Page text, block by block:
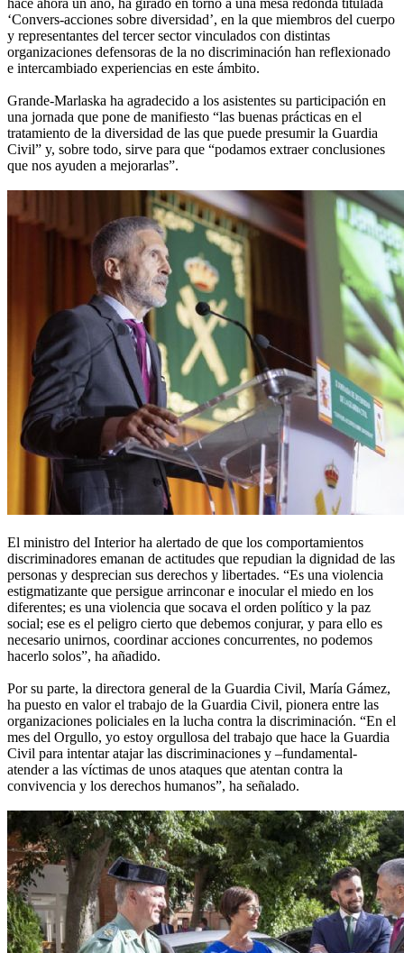
hace ahora un año, ha girado en torno a una mesa redonda titulada
‘Convers-acciones sobre diversidad’, en la que miembros del cuerpo
y representantes del tercer sector vinculados con distintas
organizaciones defensoras de la no discriminación han reflexionado
e intercambiado experiencias en este ámbito.
Grande-Marlaska ha agradecido a los asistentes su participación en
una jornada que pone de manifiesto “las buenas prácticas en el
tratamiento de la diversidad de las que puede presumir la Guardia
Civil” y, sobre todo, sirve para que “podamos extraer conclusiones
que nos ayuden a mejorarlas”.
El ministro del Interior ha alertado de que los comportamientos
discriminadores emanan de actitudes que repudian la dignidad de las
personas y desprecian sus derechos y libertades. “Es una violencia
estigmatizante que persigue arrinconar e inocular el miedo en los
diferentes; es una violencia que socava el orden político y la paz
social; ese es el peligro cierto que debemos conjurar, y para ello es
necesario unirnos, coordinar acciones concurrentes, no podemos
hacerlo solos”, ha añadido.
Por su parte, la directora general de la Guardia Civil, María Gámez,
ha puesto en valor el trabajo de la Guardia Civil, pionera entre las
organizaciones policiales en la lucha contra la discriminación. “En el
mes del Orgullo, yo estoy orgullosa del trabajo que hace la Guardia
Civil para intentar atajar las discriminaciones y –fundamental-
atender a las víctimas de unos ataques que atentan contra la
convivencia y los derechos humanos”, ha señalado.